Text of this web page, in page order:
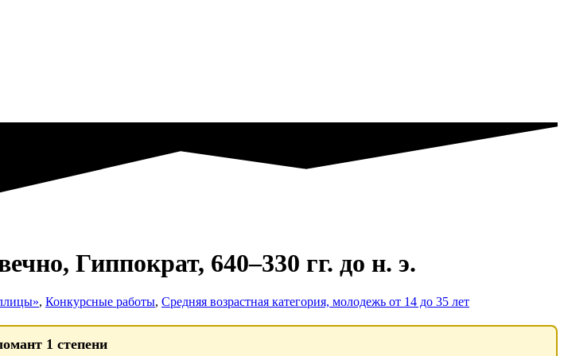
Гиппократ, 640–330 гг. до н. э.
, Конкурсные работы, Средняя возрастная категория, молодежь от 14 до 35 лет
1 степени